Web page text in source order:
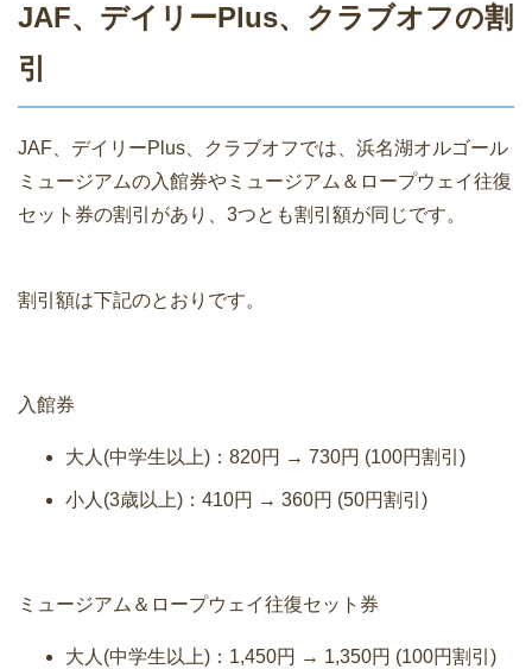
JAF、デイリーPlus、クラブオフの割
引
JAF、デイリーPlus、クラブオフでは、浜名湖オルゴール
ミュージアムの入館券やミュージアム＆ロープウェイ往復
セット券の割引があり、3つとも割引額が同じです。
割引額は下記のとおりです。
入館券
大人(中学生以上)：820円 → 730円 (100円割引)
小人(3歳以上)：410円 → 360円 (50円割引)
ミュージアム＆ロープウェイ往復セット券
大人(中学生以上)：1,450円 → 1,350円 (100円割引)